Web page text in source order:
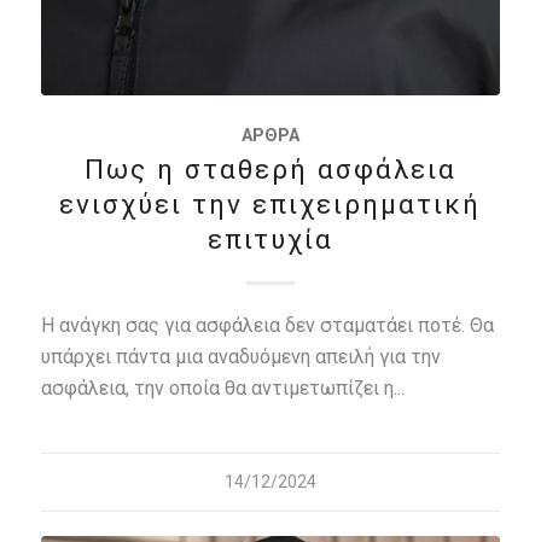
ΆΡΘΡΑ
Πως η σταθερή ασφάλεια
ενισχύει την επιχειρηματική
επιτυχία
Η ανάγκη σας για ασφάλεια δεν σταματάει ποτέ. Θα
υπάρχει πάντα μια αναδυόμενη απειλή για την
ασφάλεια, την οποία θα αντιμετωπίζει η...
14/12/2024